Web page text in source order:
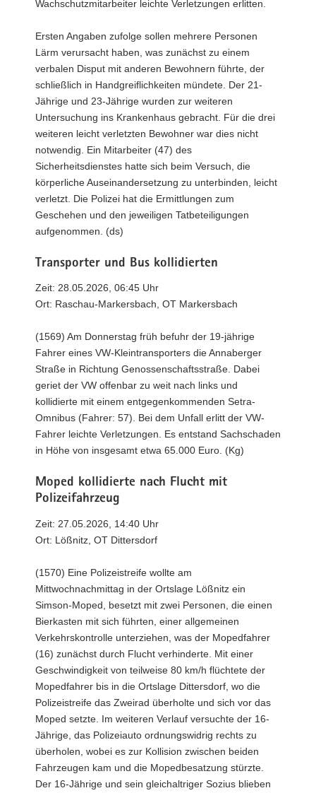
Wachschutzmitarbeiter leichte Verletzungen erlitten.
Ersten Angaben zufolge sollen mehrere Personen
Lärm verursacht haben, was zunächst zu einem
verbalen Disput mit anderen Bewohnern führte, der
schließlich in Handgreiflichkeiten mündete. Der 21-
Jährige und 23-Jährige wurden zur weiteren
Untersuchung ins Krankenhaus gebracht. Für die drei
weiteren leicht verletzten Bewohner war dies nicht
notwendig. Ein Mitarbeiter (47) des
Sicherheitsdienstes hatte sich beim Versuch, die
körperliche Auseinandersetzung zu unterbinden, leicht
verletzt. Die Polizei hat die Ermittlungen zum
Geschehen und den jeweiligen Tatbeteiligungen
aufgenommen. (ds)
Transporter und Bus kollidierten
Zeit: 28.05.2026, 06:45 Uhr
Ort: Raschau-Markersbach, OT Markersbach
(1569) Am Donnerstag früh befuhr der 19-jährige
Fahrer eines VW-Kleintransporters die Annaberger
Straße in Richtung Genossenschaftsstraße. Dabei
geriet der VW offenbar zu weit nach links und
kollidierte mit einem entgegenkommenden Setra-
Omnibus (Fahrer: 57). Bei dem Unfall erlitt der VW-
Fahrer leichte Verletzungen. Es entstand Sachschaden
in Höhe von insgesamt etwa 65.000 Euro. (Kg)
Moped kollidierte nach Flucht mit
Polizeifahrzeug
Zeit: 27.05.2026, 14:40 Uhr
Ort: Lößnitz, OT Dittersdorf
(1570) Eine Polizeistreife wollte am
Mittwochnachmittag in der Ortslage Lößnitz ein
Simson-Moped, besetzt mit zwei Personen, die einen
Bierkasten mit sich führten, einer allgemeinen
Verkehrskontrolle unterziehen, was der Mopedfahrer
(16) zunächst durch Flucht verhinderte. Mit einer
Geschwindigkeit von teilweise 80 km/h flüchtete der
Mopedfahrer bis in die Ortslage Dittersdorf, wo die
Polizeistreife das Zweirad überholte und sich vor das
Moped setzte. Im weiteren Verlauf versuchte der 16-
Jährige, das Polizeiauto ordnungswidrig rechts zu
überholen, wobei es zur Kollision zwischen beiden
Fahrzeugen kam und die Mopedbesatzung stürzte.
Der 16-Jährige und sein gleichaltriger Sozius blieben